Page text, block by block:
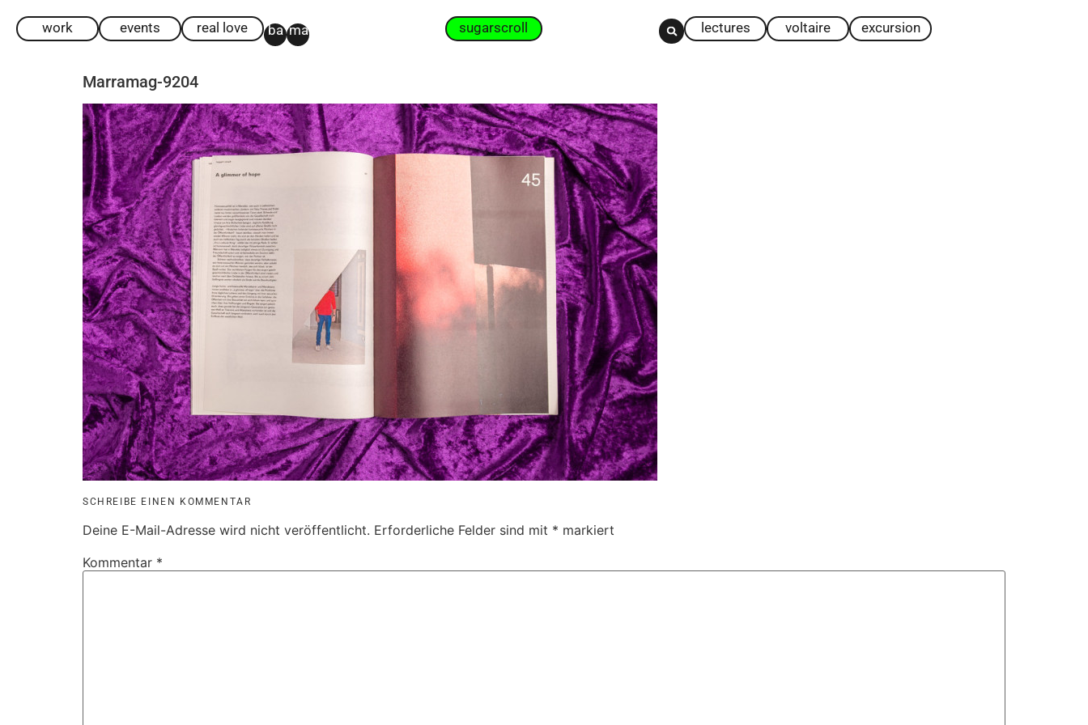
work events real love ba ma sugarscroll lectures voltaire excursion
Marramag-9204
SCHREIBE EINEN KOMMENTAR
Deine E-Mail-Adresse wird nicht veröffentlicht. Erforderliche Felder sind mit * markiert
Kommentar *